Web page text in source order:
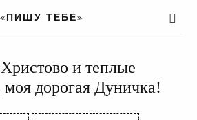
«ПИШУ ТЕБЕ»
и теплые
дорогая Дуничка!